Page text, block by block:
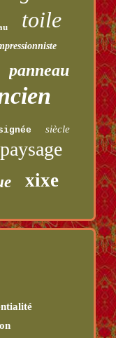
toile
panneau
siècle
paysage
xixe